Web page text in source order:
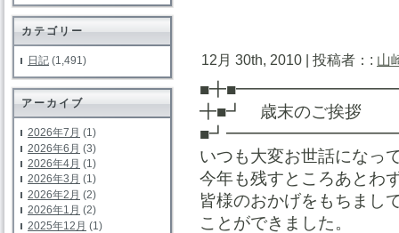
カテゴリー
日記 (1,491)
アーカイブ
2026年7月 (1)
2026年6月 (3)
2026年4月 (1)
2026年3月 (1)
2026年2月 (2)
2026年1月 (2)
2025年12月 (1)
12月 30th, 2010 | 投稿者：: 山
╋■┛ 歳末のご挨拶
いつも大変お世話になっ
今年も残すところあとわ
皆様のおかげをもちまし
ことができました。